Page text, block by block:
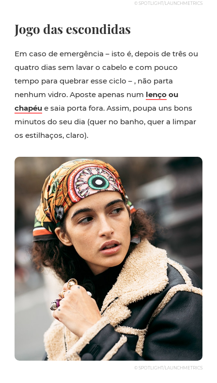
© SPOTLIGHT/LAUNCHMETRICS
Jogo das escondidas
Em caso de emergência – isto é, depois de três ou
quatro dias sem lavar o cabelo e com pouco
tempo para quebrar esse ciclo – , não parta
nenhum vidro. Aposte apenas num lenço ou
chapéu e saia porta fora. Assim, poupa uns bons
minutos do seu dia (quer no banho, quer a limpar
os estilhaços, claro).
© SPOTLIGHT/LAUNCHMETRICS